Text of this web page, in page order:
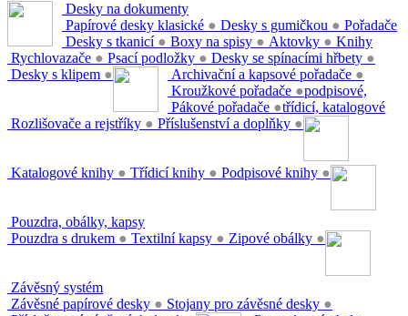
Desky na dokumenty
Papírové desky klasické ● Desky s gumičkou ●
Desky s tkanicí ● Boxy na spisy ● Aktovky ●
Rychlovazače ● Psací podložky ● Desky se spínacími hřbety ●
Desky s klipem ●
Pořadače
Archivační a kapsové pořadače ●
Kroužkové pořadače ●
Pákové pořadače ●
Rozlišovače a rejstříky ● Příslušenství a doplňky ●
Knihy
podpisové,
třídicí, katalogové
Katalogové knihy ● Třídicí knihy ● Podpisové knihy ●
Pouzdra, obálky, kapsy
Pouzdra s drukem ● Textilní kapsy ● Zipové obálky ●
Závěsný systém
Závěsné papírové desky ● Stojany pro závěsné desky ●